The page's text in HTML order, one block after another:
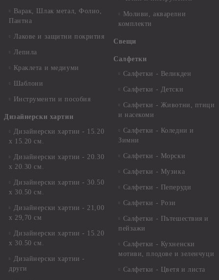
Варак, Шлак метал, Фолио,
Пантна
Лакове и защитни покрития
Лепила
Краклета и медиуми
Шаблони
Инструменти и пособия
Дизайнерски хартии
Дизайнерски хартии - 15.20
х 15.20 см.
Дизайнерски хартии - 20.30
х 20.30 см.
Дизайнерски хартии - 30.50
х 30.50 см.
Дизайнерски хартии - 21,00
х 29,70 см
Дизайнерски хартии - 15.20
x 30.50 см.
Дизайнерски хартии -
други
Моливи, акварелни
комплекти
Свещи
Салфетки
Салфетки - Великден
Салфетки - Детски
Салфетки - Животни, птици
и насекоми
Салфетки - Коледни и
Зимни
Салфетки - Морски
Салфетки - Музика
Салфетки - Пеперуди
Салфетки - Рози
Салфетки - Пътешествия и
пейзажи
Салфетки - Кухненски
мотиви, плодове и зеленчуци
Салфетки - Цветя и листа